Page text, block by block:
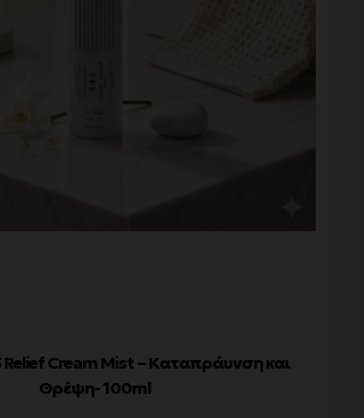
Relief Cream Mist – Καταπράυνση και
Θρέψη- 100ml